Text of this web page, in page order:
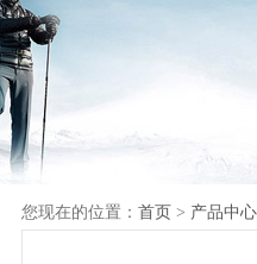
您现在的位置： 首页 > 产品中心